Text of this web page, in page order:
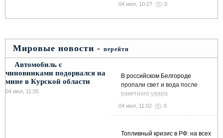
04 июл, 10:27 0
Мировые новости - перейти
Автомобиль с
чиновниками подорвался на
мине в Курской области
04 июл, 11:05
В российском Белгороде
пропали свет и вода после
ракетного удара
04 июл, 11:02 0
Топливный кризис в РФ: на всех